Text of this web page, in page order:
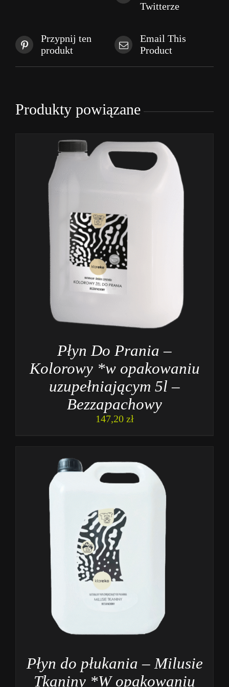
Twitterze
Przypnij ten
produkt
Email This
Product
Produkty powiązane
Płyn Do Prania –
Kolorowy *w opakowaniu
uzupełniającym 5l –
Bezzapachowy
147,20 zł
Płyn do płukania – Milusie
Tkaniny *W opakowaniu